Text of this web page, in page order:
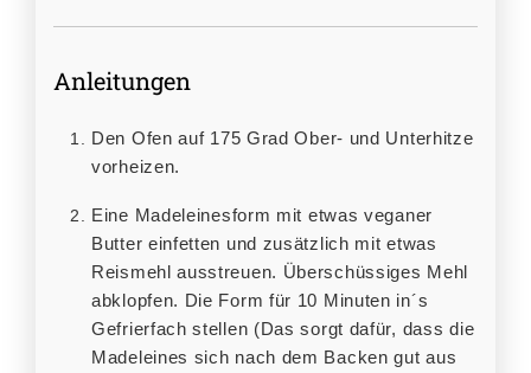
Anleitungen
Den Ofen auf 175 Grad Ober- und Unterhitze
vorheizen.
Eine Madeleinesform mit etwas veganer
Butter einfetten und zusätzlich mit etwas
Reismehl ausstreuen. Überschüssiges Mehl
abklopfen. Die Form für 10 Minuten in´s
Gefrierfach stellen (Das sorgt dafür, dass die
Madeleines sich nach dem Backen gut aus